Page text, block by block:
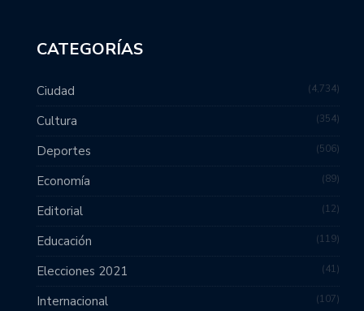
CATEGORÍAS
Ciudad 4,734
Cultura 354
Deportes 506
Economía 89
Editorial 12
Educación 119
Elecciones 2021 41
Internacional 107